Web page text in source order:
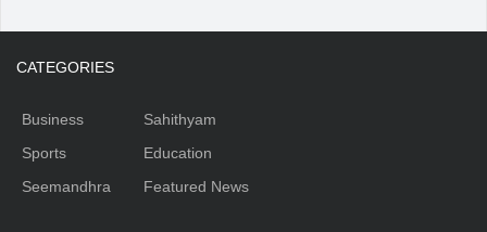
CATEGORIES
Business
Sports
Seemandhra
Sahithyam
Education
Featured News